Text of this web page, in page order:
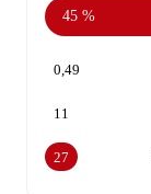
45 %
0,49
11
27